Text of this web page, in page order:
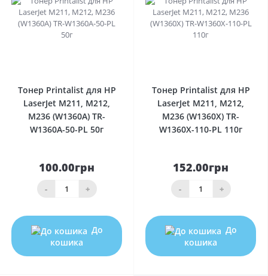
Тонер Printalist для HP
LaserJet M211, M212,
M236 (W1360A) TR-
W1360A-50-PL 50г
100.00грн
- +
До
кошика
Тонер Printalist для HP
LaserJet M211, M212,
M236 (W1360X) TR-
W1360X-110-PL 110г
152.00грн
- +
До
кошика